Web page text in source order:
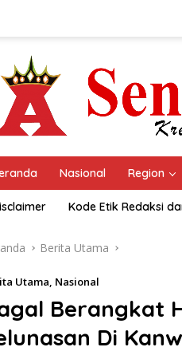
Nasional Region
Kode Etik Redaksi
Berita Utama
Utama, Nasional
Berangkat
Di